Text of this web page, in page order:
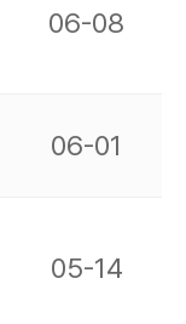
06-08
06-01
05-14